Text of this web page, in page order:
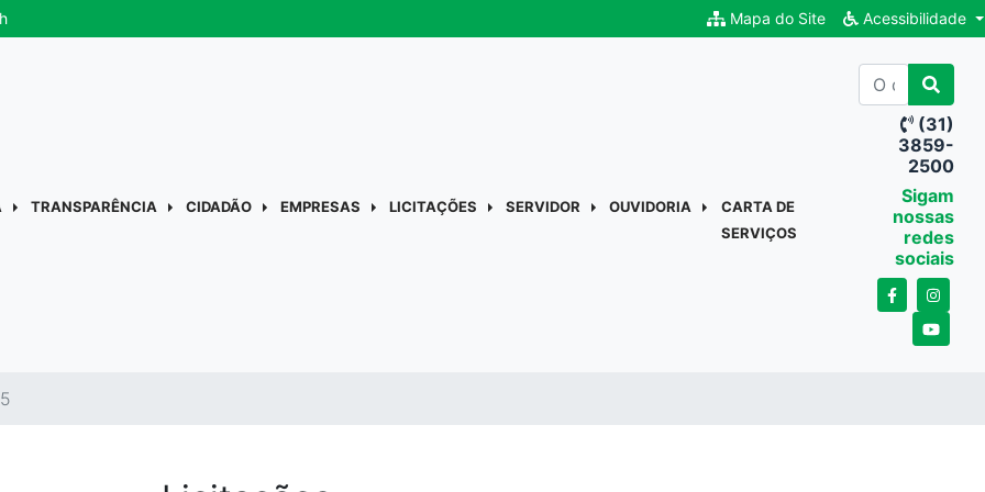
Mapa do Site Acessibilidade
TRANSPARÊNCIA CIDADÃO EMPRESAS LICITAÇÕES SERVIDOR OUVIDORIA
CARTA DE
SERVIÇOS
(31)
3859-
2500
Sigam
nossas
redes
sociais